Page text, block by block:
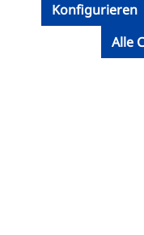
Konfigurieren
Alle